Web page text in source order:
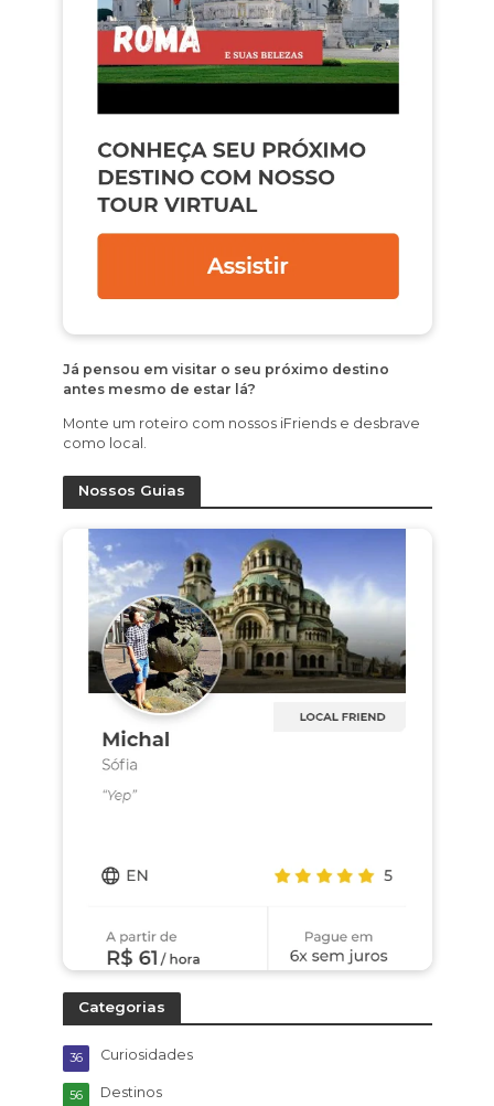
Já pensou em visitar o seu próximo destino
antes mesmo de estar lá?
Monte um roteiro com nossos iFriends e desbrave
como local.
Nossos Guias
Categorias
Curiosidades
36
Destinos
56